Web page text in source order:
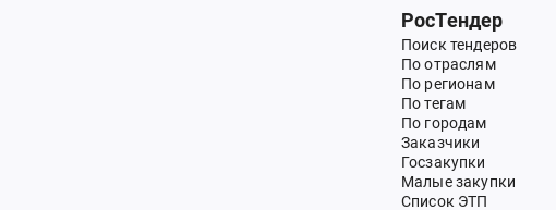
РосТендер
Поиск тендеров
По отраслям
По регионам
По тегам
По городам
Заказчики
Госзакупки
Малые закупки
Список ЭТП